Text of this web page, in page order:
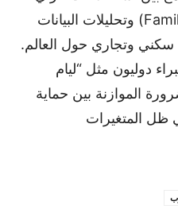
للمكاتب العائلية (Family Offices) وتحليلات البيانات
من 100 سوق سكني وتجاري حول العالم.
دوليون مثل “ليام
الموازنة بين حماية
ظل المتغيرات